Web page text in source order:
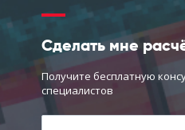
Сделать мне
Получите бесплатную
специалистов